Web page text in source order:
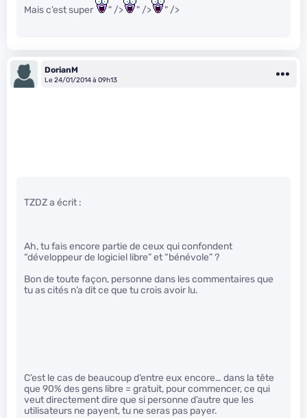
Mais c’est super " /> " /> " />
DorianM
Le 24/01/2014 à 09h13
TZDZ a écrit :
Ah, tu fais encore partie de ceux qui confondent
“développeur de logiciel libre” et “bénévole” ?
Bon de toute façon, personne dans les commentaires que
tu as cités n’a dit ce que tu crois avoir lu.
C’est le cas de beaucoup d’entre eux encore… dans la tête
que 90% des gens libre = gratuit, pour commencer, ce qui
veut directement dire que si personne d’autre que les
utilisateurs ne payent, tu ne seras pas payer.